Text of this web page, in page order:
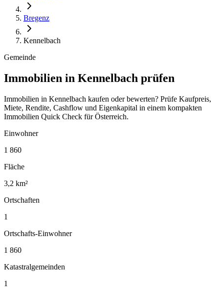
Bregenz
Kennelbach
Gemeinde
Immobilien in Kennelbach prüfen
Immobilien in Kennelbach kaufen oder bewerten? Prüfe Kaufpreis,
Miete, Rendite, Cashflow und Eigenkapital in einem kompakten
Immobilien Quick Check für Österreich.
Einwohner
1 860
Fläche
3,2 km²
Ortschaften
1
Ortschafts-Einwohner
1 860
Katastralgemeinden
1